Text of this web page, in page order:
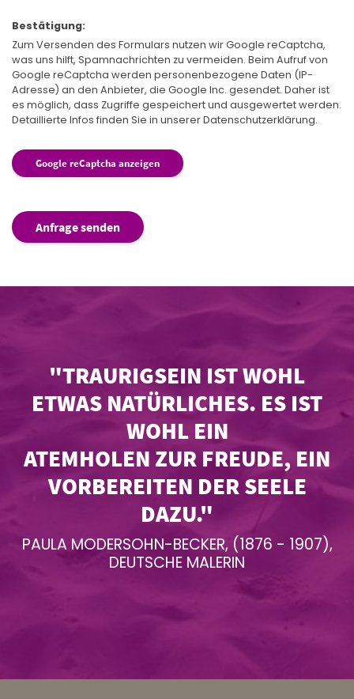
Bestätigung:
Zum Versenden des Formulars nutzen wir Google reCaptcha,
was uns hilft, Spamnachrichten zu vermeiden. Beim Aufruf von
Google reCaptcha werden personenbezogene Daten (IP-
Adresse) an den Anbieter, die Google Inc. gesendet. Daher ist
es möglich, dass Zugriffe gespeichert und ausgewertet werden.
Detaillierte Infos finden Sie in unserer Datenschutzerklärung.
Google reCaptcha anzeigen
"TRAURIGSEIN IST WOHL
ETWAS NATÜRLICHES. ES IST
WOHL EIN
ATEMHOLEN ZUR FREUDE, EIN
VORBEREITEN DER SEELE
DAZU."
PAULA MODERSOHN-BECKER, (1876 - 1907),
DEUTSCHE MALERIN